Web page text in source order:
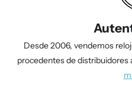
Desde 2006, vendemos
procedentes de distribuidores